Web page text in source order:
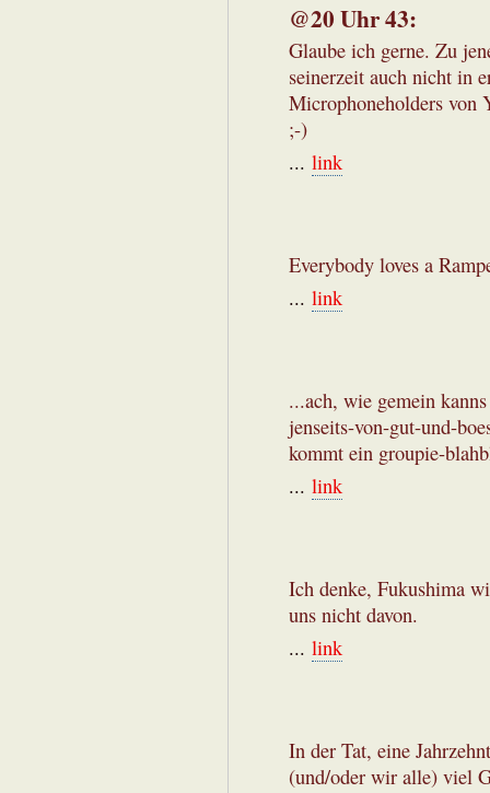
@20 Uhr 43:
Glaube ich gerne. Zu
seinerzeit auch nicht in
Microphoneholders von
;-)
... link
Everybody loves a
... link
...ach, wie gemein
jenseits-von-gut-und-
kommt ein groupie-
... link
Ich denke, Fukushima
uns nicht davon.
... link
In der Tat, eine
(und/oder wir alle) viel